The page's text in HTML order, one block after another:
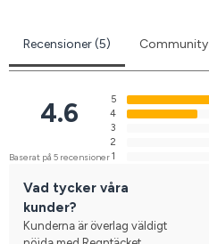
Recensioner (5) Community
4.6
Baserat på 5 recensioner
5
4
3
2
1
Vad tycker våra
kunder?
Kunderna är överlag väldigt